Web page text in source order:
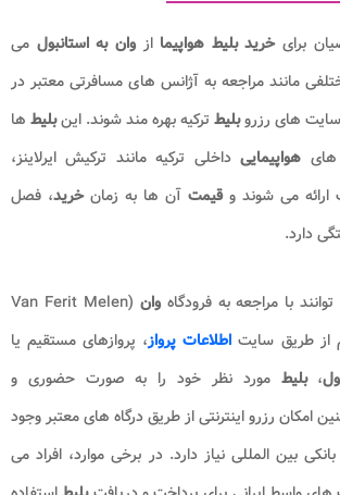
برایخرید بلیط هواپیما ازوان به استانبول می
مانند مراجعه به آژانس های مسافرتی معتبر در
سایت های رزروبلیط ترکیه بهره مند شوند. اینبلیط ها
هواپیماییداخلی ترکیه مانند ترکیش ایرلاینز،
ارائه می شوند وقیمت آن ها به زمانخرید، فصل
دارد.
با مراجعه به فرودگاهوان (Van Ferit Melen
اطلاعات پرواز، پروازهای مستقیم یا
،بلیطمورد نظر خود را به صورت حضوری و
امکان رزرو اینترنتی از طریق درگاه های معتبر وجود
بین المللی نیاز دارد. در برخی موارد، افراد می